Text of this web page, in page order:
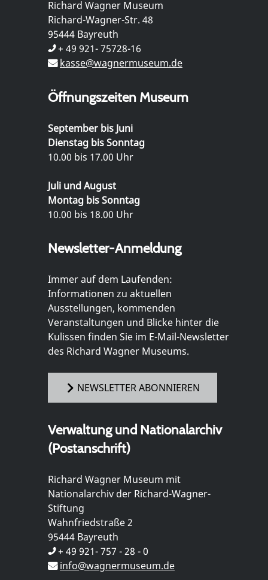
Richard Wagner Museum
Richard-Wagner-Str. 48
95444 Bayreuth
+ 49 921- 75728-16
kasse@wagnermuseum.de
Öffnungszeiten Museum
September bis Juni
Dienstag bis Sonntag
10.00 bis 17.00 Uhr
Juli und August
Montag bis Sonntag
10.00 bis 18.00 Uhr
Newsletter-Anmeldung
Immer auf dem Laufenden:
Informationen zu aktuellen
Ausstellungen, kommenden
Veranstaltungen und Blicke hinter die
Kulissen finden Sie im E-Mail-Newsletter
des Richard Wagner Museums.
NEWSLETTER ABONNIEREN
Verwaltung und Nationalarchiv
(Postanschrift)
Richard Wagner Museum mit
Nationalarchiv der Richard-Wagner-
Stiftung
Wahnfriedstraße 2
95444 Bayreuth
+ 49 921- 757 - 28 - 0
info@wagnermuseum.de